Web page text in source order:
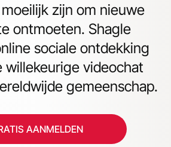
zijn om nieuwe
ontmoeten. Shagle
sociale ontdekking
willekeurige videochat
gemeenschap.
AANMELDEN